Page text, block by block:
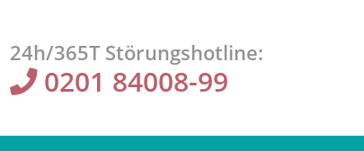
24h/365T Störungshotline:
0201 84008-99